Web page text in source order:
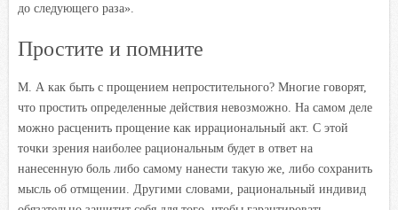
до следующего раза».
Простите и помните
М. А как быть с прощением непростительного? Многие говорят,
что простить определенные действия невозможно. На самом деле
можно расценить прощение как иррациональный акт. С этой
точки зрения наиболее рациональным будет в ответ на
нанесенную боль либо самому нанести такую же, либо сохранить
мысль об отмщении. Другими словами, рациональный индивид